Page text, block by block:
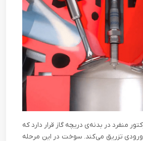
منفرد در بدنه‌ی دریچه گاز قرار دارد که
تزریق می‌کند. سوخت در این مرحله